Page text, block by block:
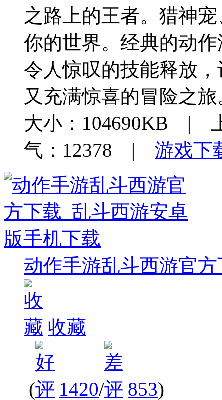
之路上的王者。猎神
你的世界。经典的动
令人惊叹的技能释放
又充满惊喜的冒险之旅
大小：104690KB |
气：12378 | 游戏下
动作手游乱斗西游官
收藏
( 1420/ 853)